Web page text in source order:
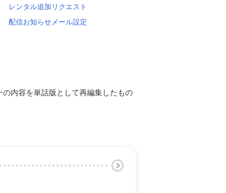
レンタル追加リクエスト
配信お知らせメール設定
内容を単話版として再編集したもの